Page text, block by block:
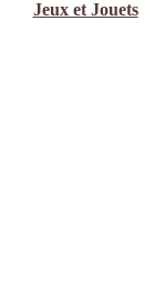
Jeux et Jouets